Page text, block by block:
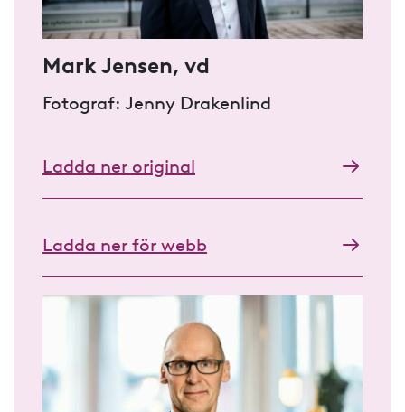
Mark Jensen, vd
Fotograf: Jenny Drakenlind
Ladda ner original
Ladda ner för webb